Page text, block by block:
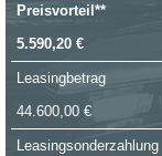
Preisvorteil**
5.590,20 €
Leasingbetrag
44.600,00 €
Leasingsonderzahlung